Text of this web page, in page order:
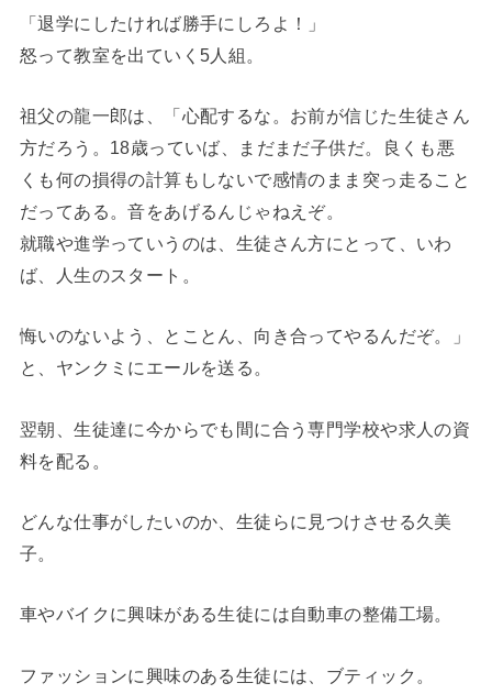
「退学にしたければ勝手にしろよ！」
怒って教室を出ていく5人組。
祖父の龍一郎は、「心配するな。お前が信じた生徒さん
方だろう。18歳っていば、まだまだ子供だ。良くも悪
くも何の損得の計算もしないで感情のまま突っ走ること
だってある。音をあげるんじゃねえぞ。
就職や進学っていうのは、生徒さん方にとって、いわ
ば、人生のスタート。
悔いのないよう、とことん、向き合ってやるんだぞ。」
と、ヤンクミにエールを送る。
翌朝、生徒達に今からでも間に合う専門学校や求人の資
料を配る。
どんな仕事がしたいのか、生徒らに見つけさせる久美
子。
車やバイクに興味がある生徒には自動車の整備工場。
ファッションに興味のある生徒には、ブティック。